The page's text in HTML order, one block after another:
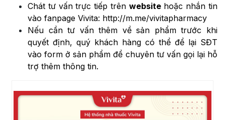
Chát tư vấn trực tiếp trên websitehoặc nhắn tin
vào fanpage Vivita: http://m.me/vivitapharmacy
Nếu cần tư vấn thêm về sản phẩm trước khi
quyết định, quý khách hàng có thể để lại SĐT
vào form ở sản phẩm để chuyên tư vấn gọi lại hỗ
trợ thêm thông tin.